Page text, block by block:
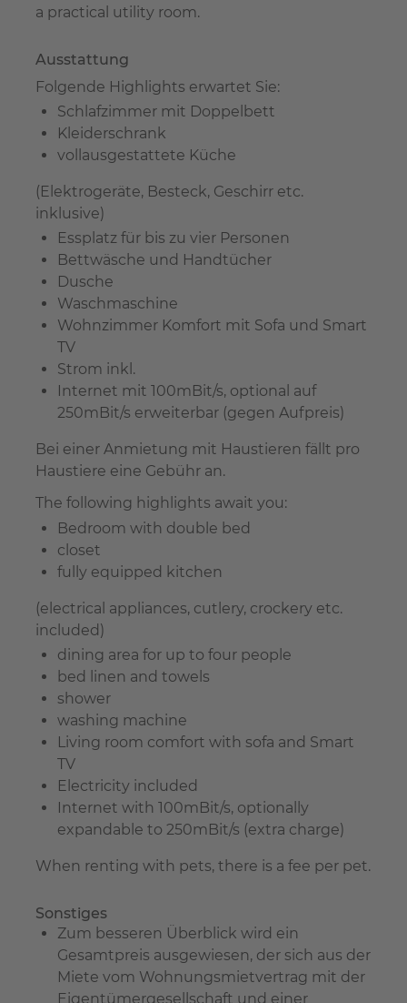
a practical utility room.
Ausstattung
Folgende Highlights erwartet Sie:
Schlafzimmer mit Doppelbett
Kleiderschrank
vollausgestattete Küche
(Elektrogeräte, Besteck, Geschirr etc.
inklusive)
Essplatz für bis zu vier Personen
Bettwäsche und Handtücher
Dusche
Waschmaschine
Wohnzimmer Komfort mit Sofa und Smart
TV
Strom inkl.
Internet mit 100mBit/s, optional auf
250mBit/s erweiterbar (gegen Aufpreis)
Bei einer Anmietung mit Haustieren fällt pro
Haustiere eine Gebühr an.
The following highlights await you:
Bedroom with double bed
closet
fully equipped kitchen
(electrical appliances, cutlery, crockery etc.
included)
dining area for up to four people
bed linen and towels
shower
washing machine
Living room comfort with sofa and Smart
TV
Electricity included
Internet with 100mBit/s, optionally
expandable to 250mBit/s (extra charge)
When renting with pets, there is a fee per pet.
Sonstiges
Zum besseren Überblick wird ein
Gesamtpreis ausgewiesen, der sich aus der
Miete vom Wohnungsmietvertrag mit der
Eigentümergesellschaft und einer